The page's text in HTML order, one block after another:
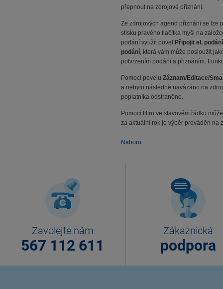
přepnout na zdrojové přiznání.
Ze zdrojových agend přiznání se lze
stisku pravého tlačítka myši na
podání využít povel
Připojit el. podání
podání, která vám může posloužit
potvrzením podání a přiznáním.
Pomocí povelu Záznam/Editace/
a nebylo následně navázáno na
poplatníka odstraněno.
Pomocí filtru ve stavovém řádku
za aktuální rok je výběr prováděn na
Nahoru
Zavolejte nám
567 112 611
Zákaznická
podpora